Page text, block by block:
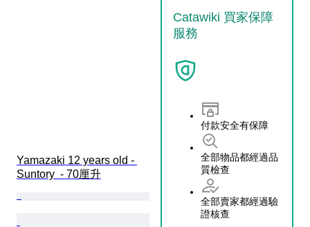
Catawiki 買家保障
服務
付款安全有保障
全部物品都經過品
質檢查
全部賣家都經過驗
證核查
Yamazaki 12 years old -
Suntory  - 70厘升